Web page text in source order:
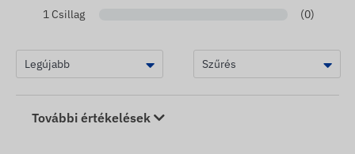
1 Csillag
(0)
További értékelések